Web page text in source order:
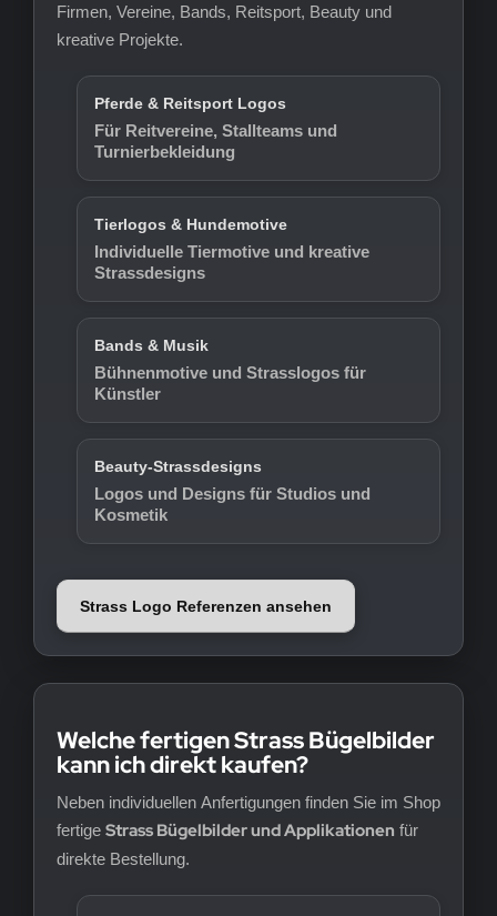
Firmen, Vereine, Bands, Reitsport, Beauty und
kreative Projekte.
Pferde & Reitsport Logos
Für Reitvereine, Stallteams und
Turnierbekleidung
Tierlogos & Hundemotive
Individuelle Tiermotive und kreative
Strassdesigns
Bands & Musik
Bühnenmotive und Strasslogos für
Künstler
Beauty-Strassdesigns
Logos und Designs für Studios und
Kosmetik
Strass Logo Referenzen ansehen
Welche fertigen Strass Bügelbilder
kann ich direkt kaufen?
Neben individuellen Anfertigungen finden Sie im Shop
fertige Strass Bügelbilder und Applikationen für
direkte Bestellung.